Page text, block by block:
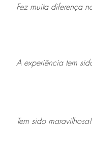
Fez muita diferença
A experiência tem
Tem sido